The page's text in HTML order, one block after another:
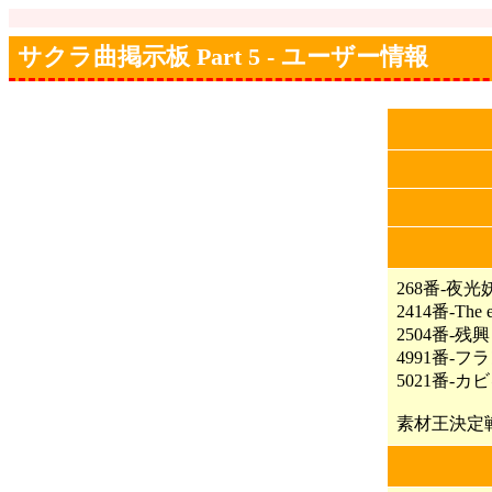
サクラ曲掲示板 Part 5 - ユーザー情報
268番-夜光
2414番-The
2504番-残
4991番-フ
5021番-カ
素材王決定